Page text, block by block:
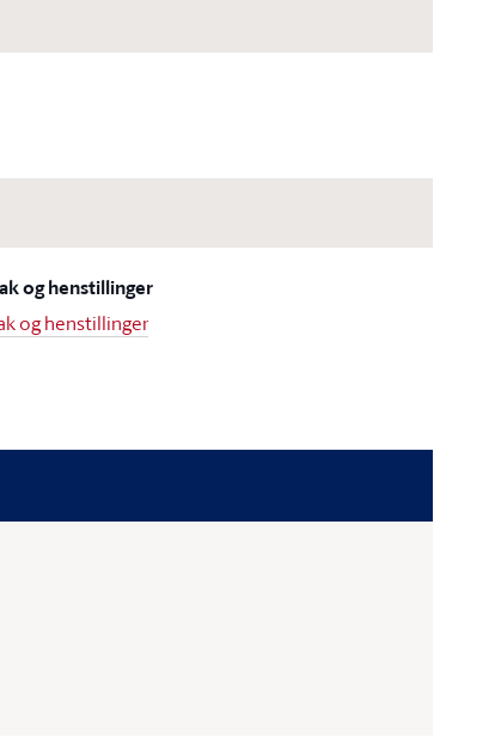
og henstillinger
og henstillinger